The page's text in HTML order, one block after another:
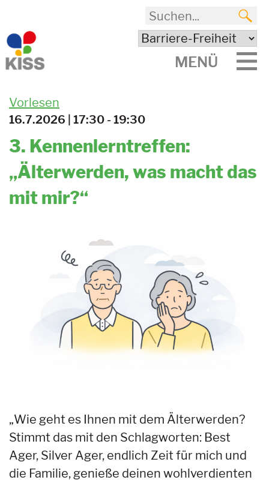
MENÜ
Vorlesen
16.7.2026 | 17:30 - 19:30
3. Kennenlerntreffen:
„Älterwerden, was macht das
mit mir?“
„Wie geht es Ihnen mit dem Älterwerden?
Stimmt das mit den Schlagworten: Best
Ager, Silver Ager, endlich Zeit für mich und
die Familie, genieße deinen wohlverdienten